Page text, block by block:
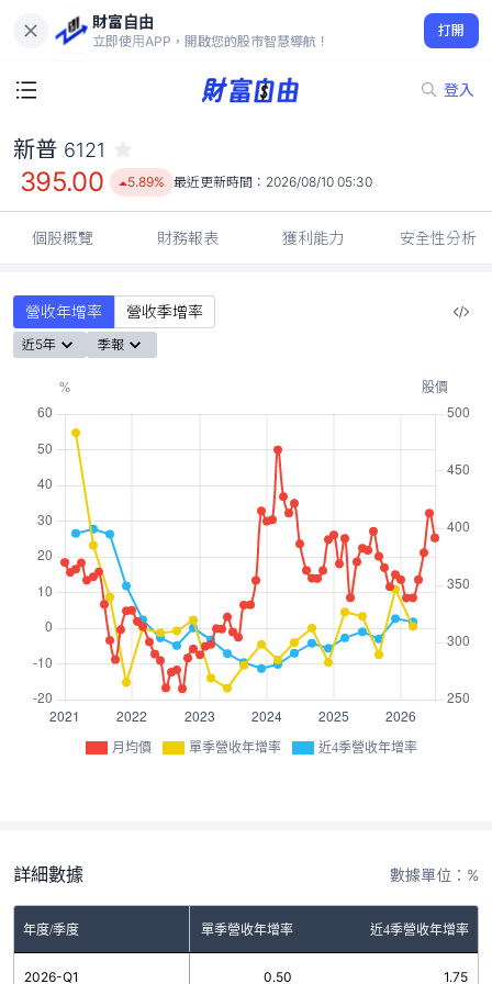
財富自由
立即使用APP，開啟您的股市智慧導航！
打開
登入
395.00
5.89%
新普 6121
395.00 5.89% 最近更新時間： 2026/08/10 05:30
個股概覽 財務報表 獲利能力 安全性分析
營收年增率 營收季增率
近5年 季報
月均價 單季營收年增率 近4季營收年增率
詳細數據 數據單位：%
年度/季度 單季營收年增率 近4季營收年增率
2026-Q1 0.50 1.75